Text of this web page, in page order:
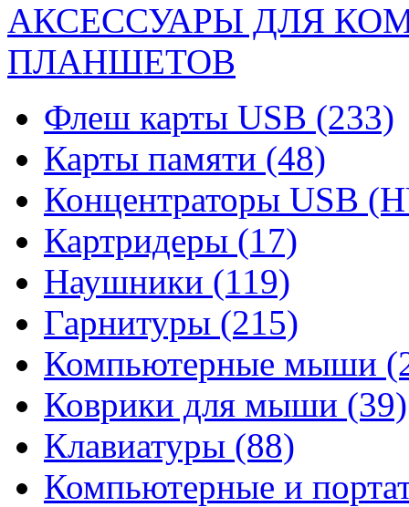
АКСЕССУАРЫ ДЛЯ
ПЛАНШЕТОВ
Флеш карты USB (233)
Карты памяти (48)
Концентраторы USB
Картридеры (17)
Наушники (119)
Гарнитуры (215)
Компьютерные мыши
Коврики для мыши (39)
Клавиатуры (88)
Компьютерные и